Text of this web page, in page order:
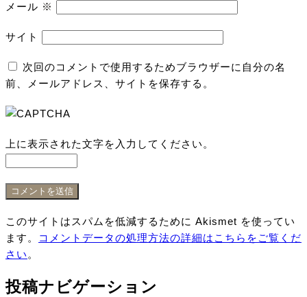
メール ※
サイト
次回のコメントで使用するためブラウザーに自分の名
前、メールアドレス、サイトを保存する。
上に表示された文字を入力してください。
このサイトはスパムを低減するために Akismet を使ってい
ます。
コメントデータの処理方法の詳細はこちらをご覧くだ
さい 。
投稿ナビゲーション